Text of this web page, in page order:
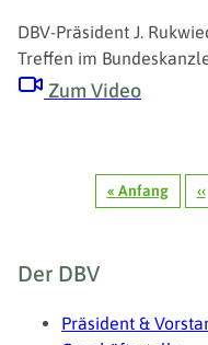
DBV-Präsident J.
Treffen im
Zum Video
Seitennummerierung
Erste
« Anfang ‹‹
Fußzeile
Der DBV
Präsident &